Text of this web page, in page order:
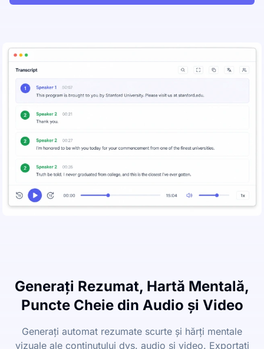
Generați Rezumat, Hartă Mentală,
Puncte Cheie din Audio și Video
Generați automat rezumate scurte și hărți mentale
vizuale ale conținutului dvs. audio și video. Exportați